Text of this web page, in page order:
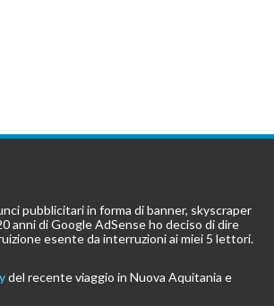
pubblicitari in forma di banner, skyscraper
anni di Google AdSense ho deciso di dire
esente da interruzioni ai miei 5 lettori.
del recente viaggio in Nuova Aquitania e